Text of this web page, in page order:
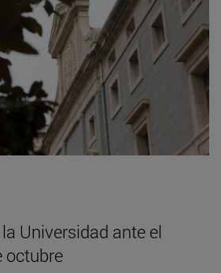
Universidad ante el
octubre